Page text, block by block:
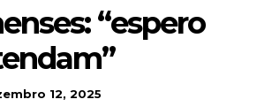
“espero
12, 2025